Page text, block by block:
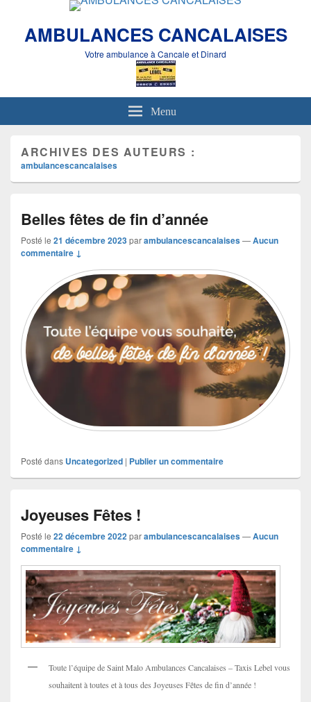
AMBULANCES CANCALAISES
Votre ambulance à Cancale et Dinard
Menu
ARCHIVES DES AUTEURS :
ambulancescancalaises
Belles fêtes de fin d’année
Posté le 21 décembre 2023parambulancescancalaises—Aucun
commentaire ↓
Posté dans Uncategorized | Publier un commentaire
Joyeuses Fêtes !
Posté le 22 décembre 2022parambulancescancalaises—Aucun
commentaire ↓
Toute l’équipe de Saint Malo Ambulances Cancalaises – Taxis Lebel vous
souhaitent à toutes et à tous des Joyeuses Fêtes de fin d’année !